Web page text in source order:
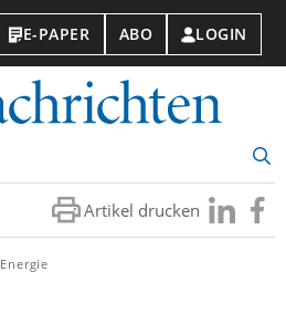
E-PAPER ABO LOGIN
Artikel drucken Besuchen
Sie
Sie
Energie